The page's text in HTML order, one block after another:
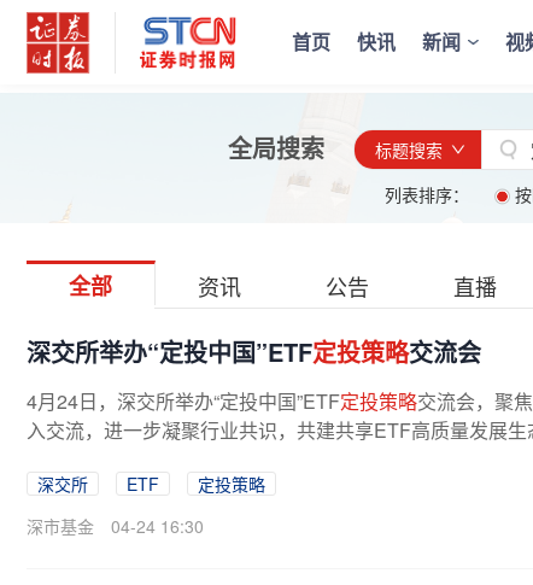
首页 快讯 新闻 视
全局搜索 标题搜索
列表排序：
全部 资讯 公告 直播
深交所举办“定投中国”ETF定投策略交流会
4月24日，深交所举办“定投中国”ETF定投策略交流会，聚
入交流，进一步凝聚行业共识，共建共享ETF高质量发展
深交所 ETF
定投策略
深市基金
04-24 16:30